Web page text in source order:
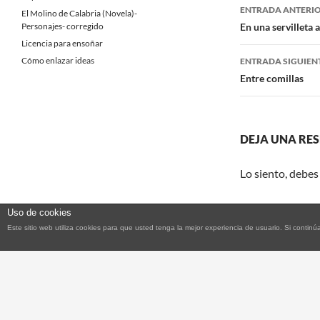
o
r
de
entradas
ENTRADA
En una servilleta
ENTRADA
Entre comillas
DEJA UNA
Lo siento,
El Molino de Calabria (Novela)-
Personajes- corregido
Licencia para ensoñar
Cómo enlazar ideas
Uso de cookies
Este sitio web utiliza cookies para que usted tenga la mejor experiencia de usuario. Si